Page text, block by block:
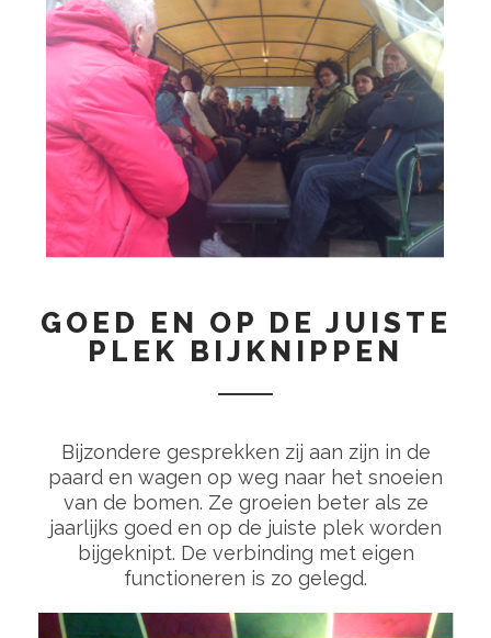
GOED EN OP DE JUISTE
PLEK BIJKNIPPEN
Bijzondere gesprekken zij aan zijn in de
paard en wagen op weg naar het snoeien
van de bomen. Ze groeien beter als ze
jaarlijks goed en op de juiste plek worden
bijgeknipt. De verbinding met eigen
functioneren is zo gelegd.